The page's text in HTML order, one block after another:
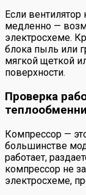
Если вентилятор
медленно —
электросхеме.
блока пыль или
мягкой щеткой
поверхности.
Проверка
Компрессор —
большинстве
работает,
компрессор не
электросхеме,